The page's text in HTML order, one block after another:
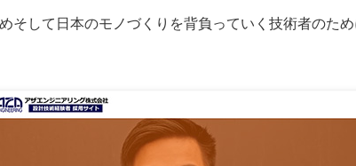
そして日本のモノづくりを背負っていく技術者のた